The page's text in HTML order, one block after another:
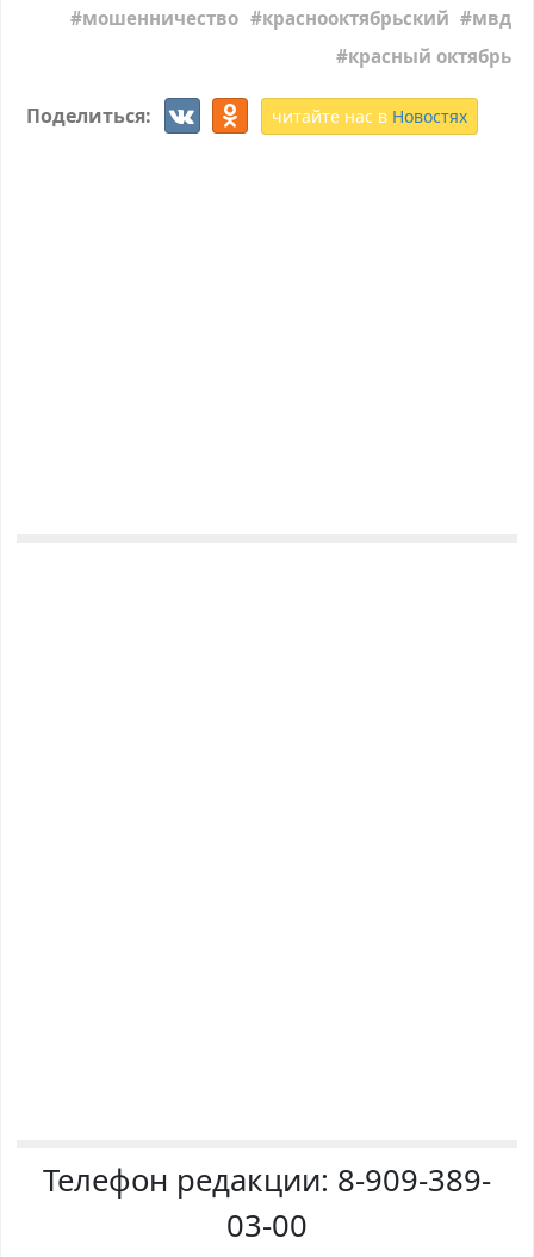
мошенничество краснооктябрьский
мвд
красный октябрь
Поделиться: читайте нас в Новостях
Телефон редакции: 8-909-389-
03-00